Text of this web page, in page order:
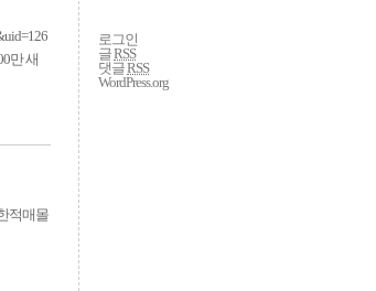
만 새
적매몰
로그인
글RSS
댓글RSS
WordPress.org